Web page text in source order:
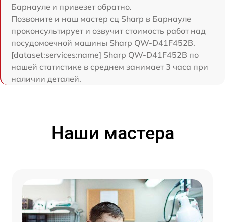
Барнауле и привезет обратно.
Позвоните и наш мастер сц Sharp в Барнауле
проконсультирует и озвучит стоимость работ над
посудомоечной машины Sharp QW-D41F452B.
[dataset:services:name] Sharp QW-D41F452B по
нашей статистике в среднем занимает 3 часа при
наличии деталей.
Наши мастера